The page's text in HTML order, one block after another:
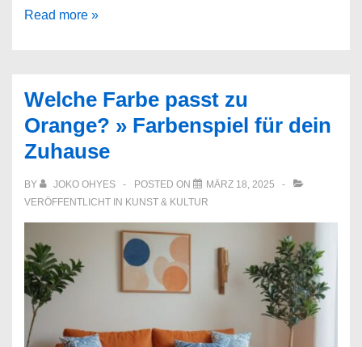
Kunsthandel:
Anfänger
Read more »
Welche Farbe passt zu
Orange? » Farbenspiel für dein
Zuhause
BY JOKO OHYES POSTED ON
MÄRZ 18, 2025
VERÖFFENTLICHT IN KUNST & KULTUR